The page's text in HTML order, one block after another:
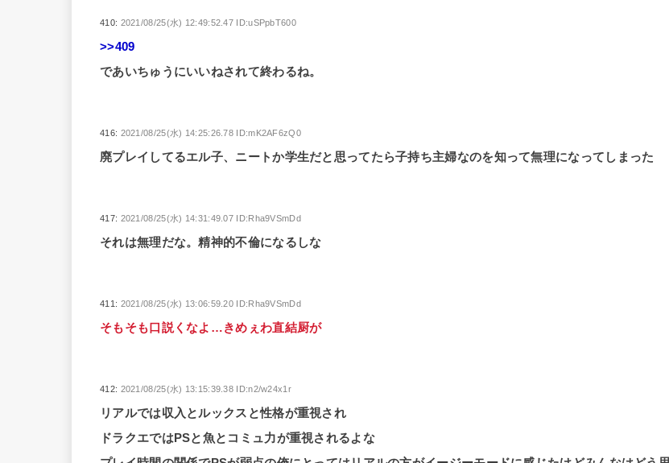
410: 2021/08/25(水) 12:49:52.47 ID:uSPpbT600
>>409
であいちゅうにいいねされて終わるね。
416: 2021/08/25(水) 14:25:26.78 ID:mK2AF6zQ0
廃プレイしてるエル子、ニートか学生だと思ってたら子持ち主婦なのを知って無理になってしまった
417: 2021/08/25(水) 14:31:49.07 ID:Rha9VSmDd
それは無理だな。精神的不倫になるしな
411: 2021/08/25(水) 13:06:59.20 ID:Rha9VSmDd
そもそも口説くなよ…きめぇわ直結厨が
412: 2021/08/25(水) 13:15:39.38 ID:n2/w24x1r
リアルでは収入とルックスと性格が重視され
ドラクエではPSと魚とコミュ力が重視されるよな